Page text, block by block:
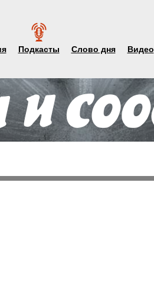
Подкасты Слово дня Видео